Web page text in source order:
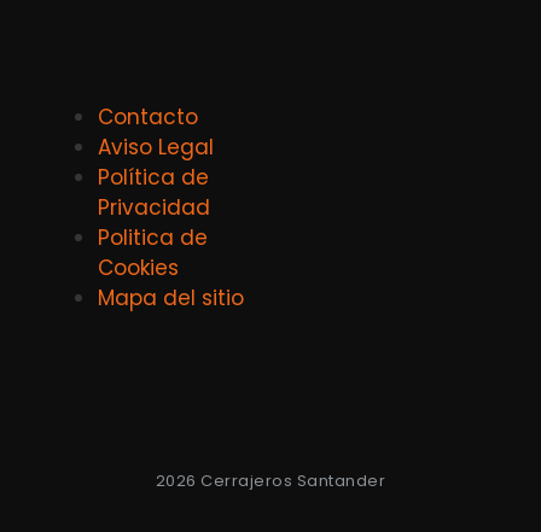
Contacto
Aviso Legal
Política de
Privacidad
Politica de
Cookies
Mapa del sitio
2026 Cerrajeros Santander